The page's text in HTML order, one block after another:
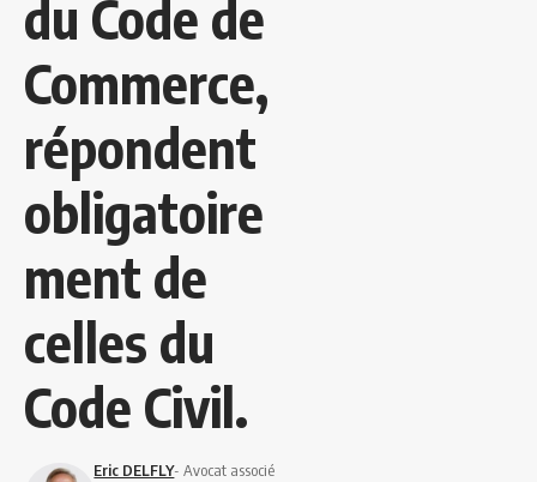
du Code de
Commerce,
répondent
obligatoire
ment de
celles du
Code Civil.
Eric DELFLY- Avocat associé